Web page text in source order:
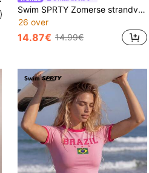
Swim SPRTY Zomerse strandvakantie dames tankini top en broekje met ritssluiting aan de voorkant en print
26 over
14.87€ 14.99€